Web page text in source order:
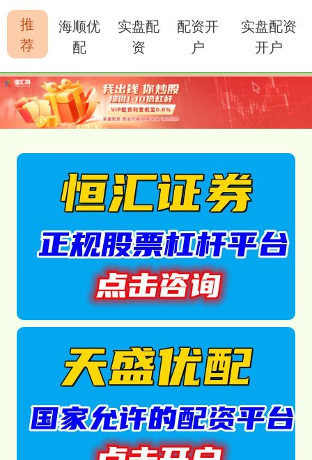
推
荐
海顺优
配
实盘配
资
配资开
户
实盘配资
开户